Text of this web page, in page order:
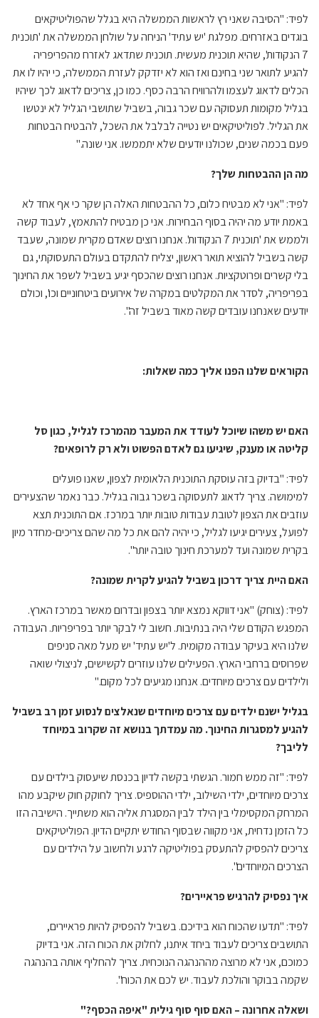
לפיד: "הסיבה שאני רץ לראשות הממשלה היא בגלל שהפוליטיקאים
בוגדים באזרחים. מפלגת 'יש עתיד' הניחה על שולחן הממשלה את 'תוכנית
7 הנקודות', שהיא תוכנית מעשית. תוכנית שתדאג לאזרח מהפריפריה
להגיע לתואר שני בחינם ואז הוא לא יזדקק לעזרת הממשלה, כי יהיו לו את
הכלים לדאוג לעצמו ולהרוויח הרבה כסף. כמו כן, צריכים לדאוג לכך שיהיו
בגליל מקומות תעסוקה עם שכר גבוה, בשביל שתושבי הגליל לא ינטשו
את הגליל. לפוליטיקאים יש נטייה לבלבל את השכל, להבטיח הבטחות
פעם בכמה שנים, שכולנו יודעים שלא יתממשו. אני שונה."
מה הן ההבטחות שלך?
לפיד: "אני לא מבטיח כלום, כל ההבטחות האלה הן שקר כי אף אחד לא
באמת יודע מה יהיה בסוף הבחירות. אני כן מבטיח להתאמץ, לעבוד קשה
ולממש את 'תוכנית 7 הנקודות'. אנחנו רוצים שאדם מקרית שמונה, שעבד
קשה בשביל להוציא תואר ראשון, יצליח להתקדם בעולם התעסוקתי, גם
בלי קשרים ופרוטקציות. אנחנו רוצים שהכסף יגיע בשביל לשפר את החינוך
בפריפריה, לסדר את המקלטים במקרה של אירועים ביטחוניים וכו', וכולם
יודעים שאנחנו עובדים קשה מאוד בשביל זה".
הקוראים שלנו הפנו אליך כמה שאלות:
האם יש משהו שיוכל לעודד את המעבר מהמרכז לגליל, כגון סל
קליטה או מענק, שיגיעו גם לאדם הפשוט ולא רק לרופאים?
לפיד: "בדיוק בזה עוסקת התוכנית הלאומית לצפון, שאנו פועלים
למימושה. צריך לדאוג לתעסוקה בשכר גבוה בגליל. כבר נאמר שהצעירים
עוזבים את הצפון לטובת עבודות טובות יותר במרכז. אם התוכנית תצא
לפועל, צעירים יגיעו לגליל, כי יהיה להם את כל מה שהם צריכים-מחדר מיון
בקרית שמונה ועד למערכת חינוך טובה יותר".
האם היית צריך דרכון בשביל להגיע לקרית שמונה?
לפיד: (צוחק) "אני דווקא נמצא יותר בצפון ובדרום מאשר במרכז הארץ.
המפגש הקודם שלי היה בנתיבות. חשוב לי לבקר יותר בפריפריות. העבודה
שלנו היא בעיקר עבודה מקומית. ל'יש עתיד' יש מעל מאה סניפים
שפרוסים ברחבי הארץ. הפעילים שלנו עוזרים לקשישים, לניצולי שואה
ולילדים עם צרכים מיוחדים. אנחנו מגיעים לכל מקום."
בגליל ישנם ילדים עם צרכים מיוחדים שנאלצים לנסוע זמן רב בשביל
להגיע למסגרות החינוך. מה עמדתך בנושא זה שקרוב במיוחד
לליבך?
לפיד: "זה ממש חמור. הגשתי בקשה לדיון בכנסת שיעסוק בילדים עם
צרכים מיוחדים, ילדי השילוב, ילדי ההוספיס. צריך לחוקק חוק שיקבע מהו
המרחק המקסימלי בין הילד לבין המסגרת אליה הוא משתייך. הישיבה הזו
כל הזמן נדחית, אני מקווה שבסוף החודש יתקיים הדיון. הפוליטיקאים
צריכים להפסיק להתעסק בפוליטיקה לרגע ולחשוב על הילדים עם
הצרכים המיוחדים".
איך נפסיק להרגיש פראיירים?
לפיד: "תדעו שהכוח הוא בידיכם. בשביל להפסיק להיות פראיירים,
התושבים צריכים לעבוד ביחד איתנו, לחלוק את הכוח הזה. אני בדיוק
כמוכם, אני לא מרוצה מההנהגה הנוכחית. צריך להחליף אותה בהנהגה
שקמה בבוקר והולכת לעבוד. יש לכם את הכוח".
ושאלה אחרונה – האם סוף סוף גילית "איפה הכסף?"